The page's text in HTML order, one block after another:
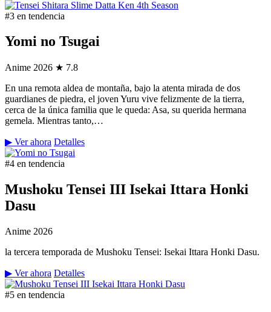
#3 en tendencia
Yomi no Tsugai
Anime 2026 ★ 7.8
En una remota aldea de montaña, bajo la atenta mirada de dos
guardianes de piedra, el joven Yuru vive felizmente de la tierra,
cerca de la única familia que le queda: Asa, su querida hermana
gemela. Mientras tanto,…
▶ Ver ahora Detalles
#4 en tendencia
Mushoku Tensei III Isekai Ittara Honki
Dasu
Anime 2026
la tercera temporada de Mushoku Tensei: Isekai Ittara Honki Dasu.
▶ Ver ahora Detalles
#5 en tendencia